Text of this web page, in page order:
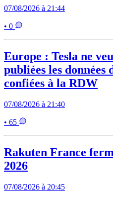
07/08/2026 à 21:44
• 0
Europe : Tesla ne
publiées les données
confiées à la RDW
07/08/2026 à 21:40
• 65
Rakuten France
2026
07/08/2026 à 20:45